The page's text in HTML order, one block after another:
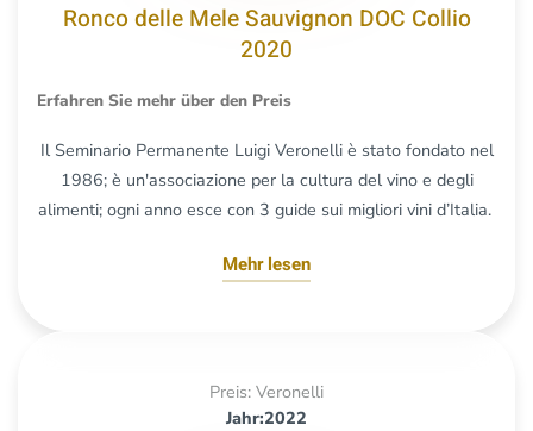
Ronco delle Mele Sauvignon DOC Collio
2020
Erfahren Sie mehr über den Preis
Il Seminario Permanente Luigi Veronelli è stato fondato nel
1986; è un'associazione per la cultura del vino e degli
alimenti; ogni anno esce con 3 guide sui migliori vini d’Italia.
Mehr lesen
Preis: Veronelli
Jahr:2022